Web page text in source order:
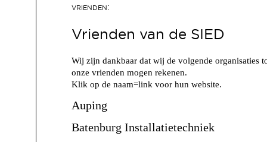
Vrienden van de SIED
Wij zijn dankbaar dat wij de volgende organisaties
onze vrienden mogen rekenen.
Klik op de naam=link voor hun website.
Auping
Batenburg Installatietechniek